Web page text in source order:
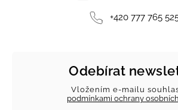
+420 777 765
Odebírat
Vložením e-mailu
podmínkami ochrany